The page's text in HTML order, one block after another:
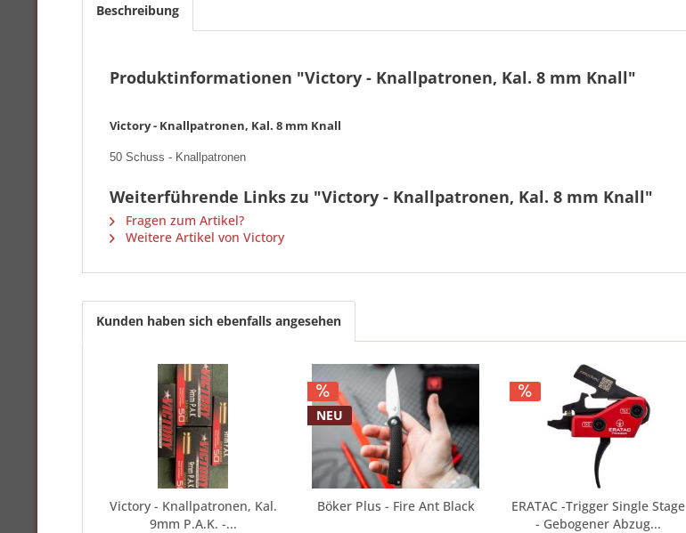
Beschreibung
Produktinformationen "Victory - Knallpatronen, Kal. 8 mm Knall"
Victory - Knallpatronen, Kal. 8 mm Knall
50 Schuss - Knallpatronen
Weiterführende Links zu "Victory - Knallpatronen, Kal. 8 mm Knall"
Fragen zum Artikel?
Weitere Artikel von Victory
Kunden haben sich ebenfalls angesehen
Victory - Knallpatronen, Kal.
9mm P.A.K. -...
NEU
Böker Plus - Fire Ant Black
ERATAC -Trigger Single Stage
- Gebogener Abzug...